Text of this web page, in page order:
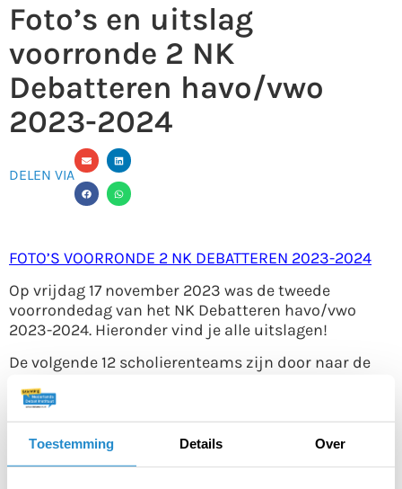
Toestemming Details Over
Foto’s en uitslag
voorronde 2 NK
Debatteren havo/vwo
2023-2024
DELEN VIA
FOTO’S VOORRONDE 2 NK DEBATTEREN 2023-2024
Op vrijdag 17 november 2023 was de tweede
voorrondedag van het NK Debatteren havo/vwo
2023-2024. Hieronder vind je alle uitslagen!
De volgende 12 scholierenteams zijn door naar de
finale op 20 januari:
Wolfert Lyceum
Gomarus SG